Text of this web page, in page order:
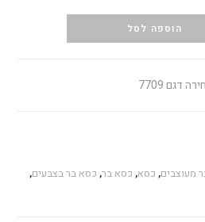
הוספה לסל
7709
מעוצבים, כסא, כסא בר, כסא בר בצבעים,